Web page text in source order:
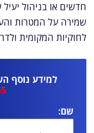
חדשים או בניהול
שמירה על המטרות
לחוקיות המקומית
למידע נוסף
שם: